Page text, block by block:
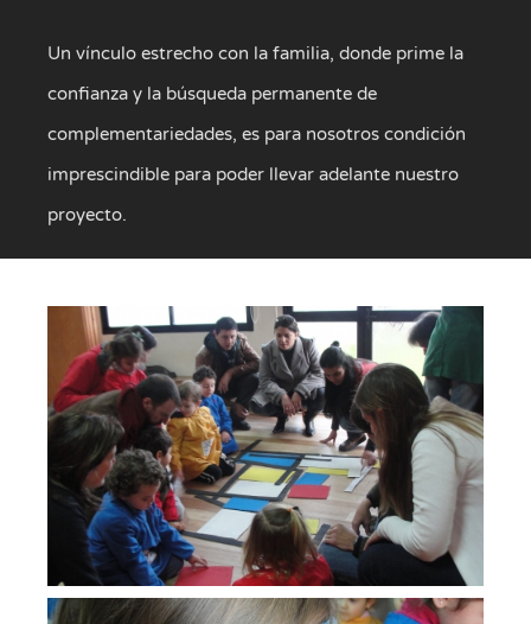
Un vínculo estrecho con la familia, donde prime la
confianza y la búsqueda permanente de
complementariedades, es para nosotros condición
imprescindible para poder llevar adelante nuestro
proyecto.